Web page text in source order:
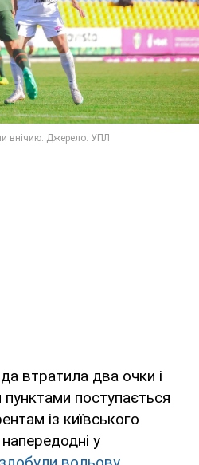
втратила два очки і
поступається
із київського
у